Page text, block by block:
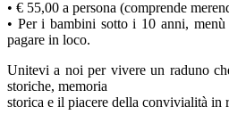
• € 55,00 a persona (comprende
• Per i bambini sotto i 10 anni, menù
pagare in loco.
Unitevi a noi per vivere un raduno
storiche, memoria
storica e il piacere della convivialità in